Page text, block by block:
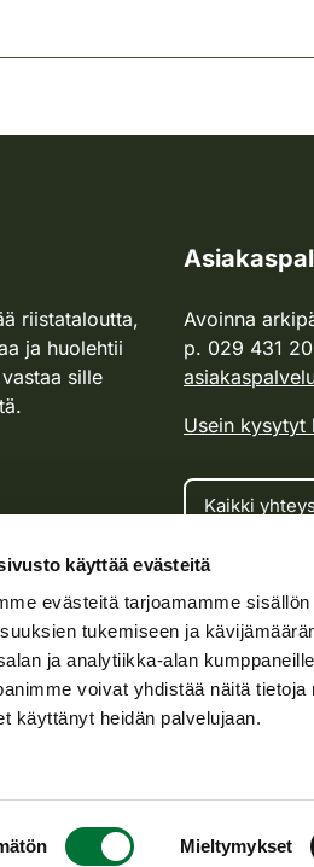
käyttää evästeitä
evästeitä tarjoamamme
tukemiseen ja
ja analytiikka-alan
voivat yhdistää näitä
käyttänyt heidän palvelujaan.
Mieltymykset
riistataloutta,
ja huolehtii
sille
Avoinna
p. 029 431
Usein kysytyt
Kaikki
Oma riista -
Lupa-asiat
Käyttöehdot